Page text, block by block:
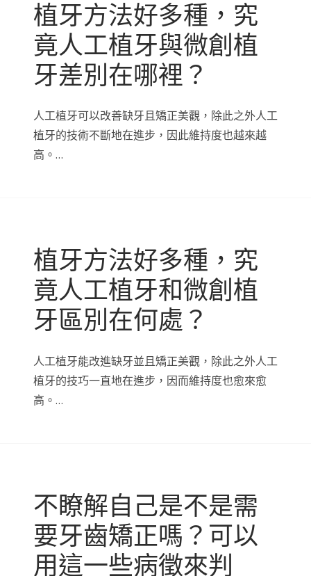
植牙方法好多種，究
竟人工植牙與微創植
牙差別在哪裡？
人工植牙可以改善缺牙且矯正美觀，除此之外人工
植牙的技術不斷地在進步，因此維持度也越來越
高。…
植牙方法好多種，究
竟人工植牙和微創植
牙區別在何處？
人工植牙能改進缺牙並且矯正美觀，除此之外人工
植牙的技巧一直地在進步，因而維持度也愈來愈
高。…
不瞭解自己是不是需
要牙齒矯正嗎？可以
用這一些病徵來判